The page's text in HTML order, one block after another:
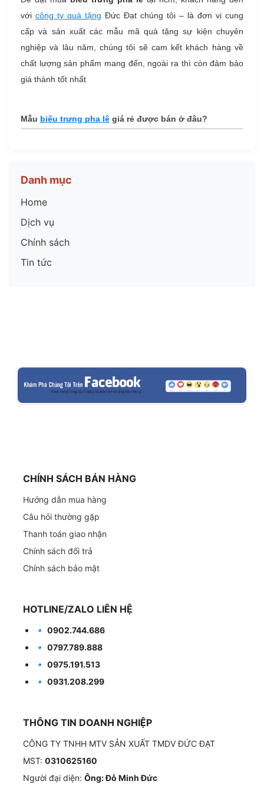
với công ty quà tặng Đức Đạt chúng tôi – là đơn vị cung
cấp và sản xuất các mẫu mã quà tặng sự kiện chuyên
nghiệp và lâu năm, chúng tôi sẽ cam kết khách hàng về
chất lượng sản phẩm mang đến, ngoài ra thì còn đảm bảo
giá thành tốt nhất
Mẫu biểu trưng pha lê giá rẻ được bán ở đâu?
Danh mục
Home
Dịch vụ
Chính sách
Tin tức
CHÍNH SÁCH BÁN HÀNG
Hướng dẫn mua hàng
Câu hỏi thường gặp
Thanh toán giao nhận
Chính sách đổi trả
Chính sách bảo mật
HOTLINE/ZALO LIÊN HỆ
🔹 0902.744.686
🔹 0797.789.888
🔹 0975.191.513
🔹 0931.208.299
THÔNG TIN DOANH NGHIỆP
CÔNG TY TNHH MTV SẢN XUẤT TMDV ĐỨC ĐẠT
MST: 0310625160
Người đại diện: Ông: Đỗ Minh Đức